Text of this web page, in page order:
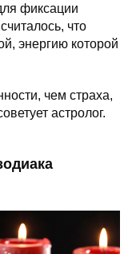
фиксации
что
энергию которой
чем страха,
астролог.